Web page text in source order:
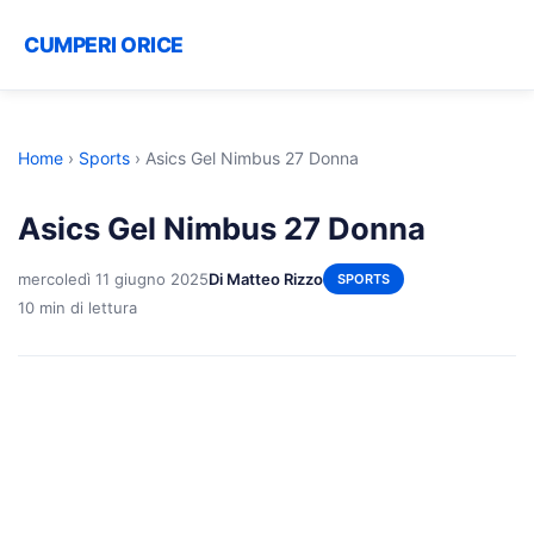
CUMPERI ORICE
Home › Sports › Asics Gel Nimbus 27 Donna
Asics Gel Nimbus 27 Donna
mercoledì 11 giugno 2025Di Matteo Rizzo SPORTS
10 min di lettura